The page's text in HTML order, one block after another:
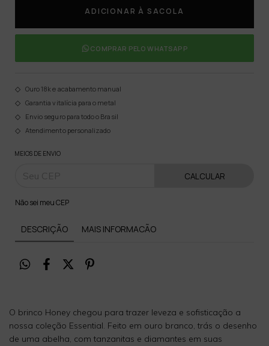
COMPRAR PELO WHATSAPP
Ouro 18k e acabamento manual
Garantia vitalícia para o metal
Envio seguro para todo o Brasil
Atendimento personalizado
MEIOS DE ENVIO
CALCULAR
Não sei meu CEP
DESCRIÇÃO MAIS INFORMACÃO
O brinco Honey chegou para trazer leveza e sofisticação a
nossa coleção Essential. Feito em ouro branco, trás o desenho
de uma abelha, com tanzanitas e diamantes em suas